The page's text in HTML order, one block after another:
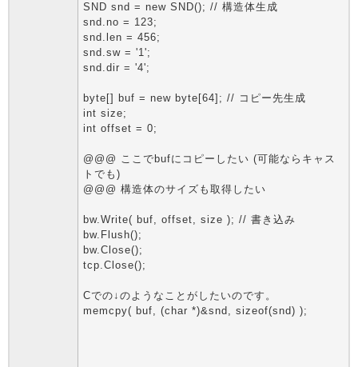
SND snd = new SND(); // 構造体生成
snd.no = 123;
snd.len = 456;
snd.sw = '1';
snd.dir = '4';
byte[] buf = new byte[64]; // コピー先生成
int size;
int offset = 0;
@@@ ここでbufにコピーしたい (可能ならキャス
トでも)
@@@ 構造体のサイズも取得したい
bw.Write( buf, offset, size ); // 書き込み
bw.Flush();
bw.Close();
tcp.Close();
Cでの↓のようなことがしたいのです。
memcpy( buf, (char *)&snd, sizeof(snd) );